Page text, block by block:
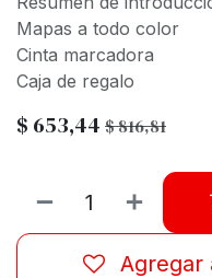
Mapas a todo color
Cinta marcadora
Caja de regalo
$ 653,44 $816,81
Agregar